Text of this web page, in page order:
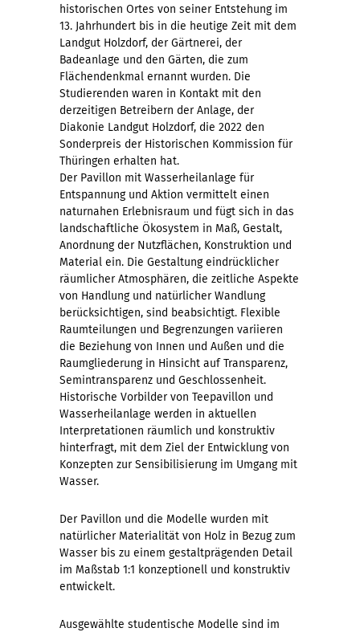
historischen Ortes von seiner Entstehung im
13. Jahrhundert bis in die heutige Zeit mit dem
Landgut Holzdorf, der Gärtnerei, der
Badeanlage und den Gärten, die zum
Flächendenkmal ernannt wurden. Die
Studierenden waren in Kontakt mit den
derzeitigen Betreibern der Anlage, der
Diakonie Landgut Holzdorf, die 2022 den
Sonderpreis der Historischen Kommission für
Thüringen erhalten hat.
Der Pavillon mit Wasserheilanlage für
Entspannung und Aktion vermittelt einen
naturnahen Erlebnisraum und fügt sich in das
landschaftliche Ökosystem in Maß, Gestalt,
Anordnung der Nutzflächen, Konstruktion und
Material ein. Die Gestaltung eindrücklicher
räumlicher Atmosphären, die zeitliche Aspekte
von Handlung und natürlicher Wandlung
berücksichtigen, sind beabsichtigt. Flexible
Raumteilungen und Begrenzungen variieren
die Beziehung von Innen und Außen und die
Raumgliederung in Hinsicht auf Transparenz,
Semintransparenz und Geschlossenheit.
Historische Vorbilder von Teepavillon und
Wasserheilanlage werden in aktuellen
Interpretationen räumlich und konstruktiv
hinterfragt, mit dem Ziel der Entwicklung von
Konzepten zur Sensibilisierung im Umgang mit
Wasser.
Der Pavillon und die Modelle wurden mit
natürlicher Materialität von Holz in Bezug zum
Wasser bis zu einem gestaltprägenden Detail
im Maßstab 1:1 konzeptionell und konstruktiv
entwickelt.
Ausgewählte studentische Modelle sind im